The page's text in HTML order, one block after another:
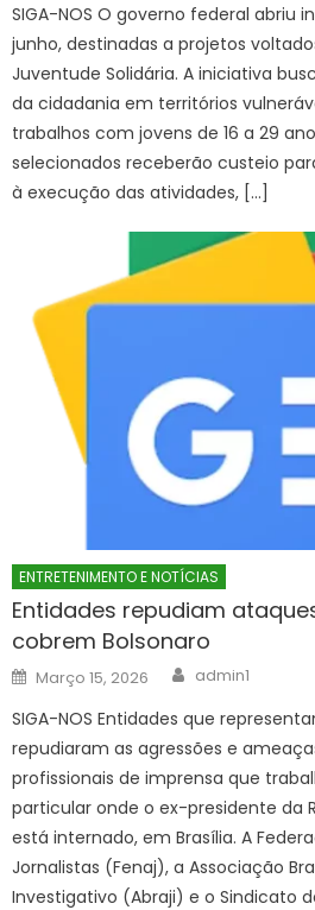
SIGA-NOS O governo federal abriu
junho, destinadas a projetos
Juventude Solidária. A iniciativa
da cidadania em territórios
trabalhos com jovens de 16 a 29
selecionados receberão custeio
à execução das atividades, […]
ENTRETENIMENTO E NOTÍCIAS
Entidades repudiam
cobrem Bolsonaro
Posted
on
Março 15, 2026 Author
admin1
SIGA-NOS Entidades que
repudiaram as agressões e
profissionais de imprensa que
particular onde o ex-presidente da
está internado, em Brasília. A
Jornalistas (Fenaj), a Associação
Investigativo (Abraji) e o Sindicato